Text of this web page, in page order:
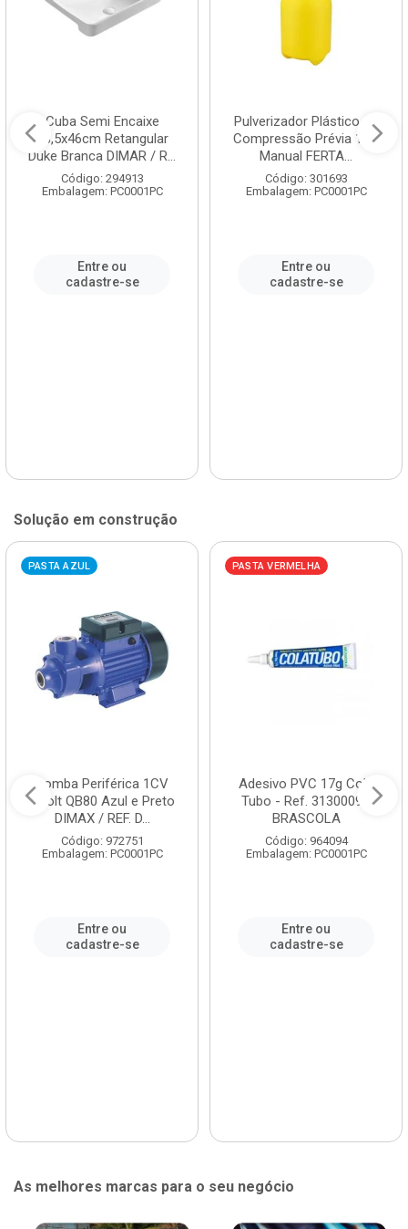
Cuba Semi Encaixe
58,5x46cm Retangular
Duke Branca DIMAR / R...
Código: 294913
Embalagem: PC0001PC
Entre ou
cadastre-se
Pulverizador Plástico de
Compressão Prévia 1,5L
Manual FERTA...
Código: 301693
Embalagem: PC0001PC
Entre ou
cadastre-se
Solução em construção
PASTA AZUL
Bomba Periférica 1CV
Bivolt QB80 Azul e Preto
DIMAX / REF. D...
Código: 972751
Embalagem: PC0001PC
Entre ou
cadastre-se
PASTA VERMELHA
Adesivo PVC 17g Cola
Tubo - Ref. 3130009 -
BRASCOLA
Código: 964094
Embalagem: PC0001PC
Entre ou
cadastre-se
As melhores marcas para o seu negócio